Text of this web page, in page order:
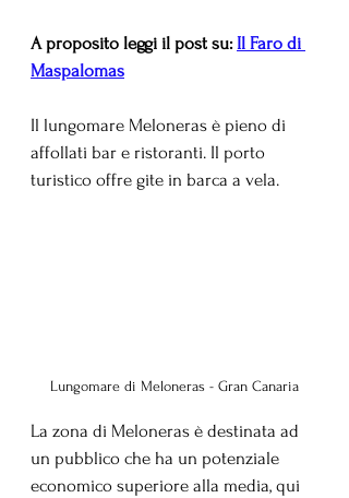
A proposito leggi il post su: Il Faro di
Maspalomas
Il lungomare Meloneras è pieno di
affollati bar e ristoranti. Il porto
turistico offre gite in barca a vela.
Lungomare di Meloneras - Gran Canaria
La zona di Meloneras è destinata ad
un pubblico che ha un potenziale
economico superiore alla media, qui